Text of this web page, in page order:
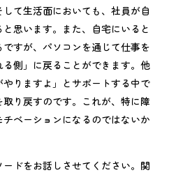
て生活面においても、社員が自
思います。また、自宅にいると
ですが、パソコンを通じて仕事を
側」に戻ることができます。他
りますよ」とサポートする中で
取り戻すのです。これが、特に障
ベーションになるのではないか
ドをお話しさせてください。関